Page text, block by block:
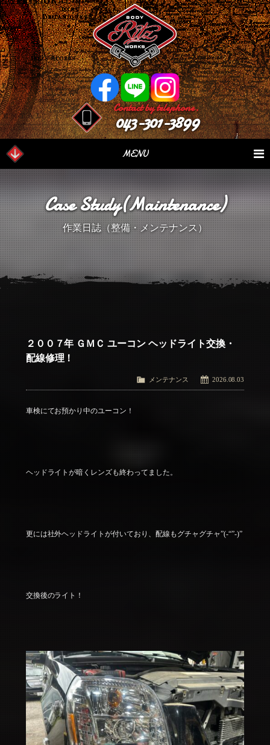
Contact by telephone.
043-301-3899
MENU
Our Serivce
業務内容 Stock List
在庫車情報
Parts Sales
パーツ情報 Case Study
作業日誌
Blog
つぶやき Factory
会社概要
Case Study(Maintenance)
作業日誌（整備・メンテナンス）
２００７年 ＧＭＣ ユーコン ヘッドライト交換・
配線修理！
2026.08.03
メンテナンス
車検にてお預かり中のユーコン！
ヘッドライトが暗くレンズも終わってました。
更には社外ヘッドライトが付いており、配線もグチャグチャ”(-“”-)”
交換後のライト！